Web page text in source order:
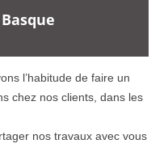
l’habitude de faire un
chez nos clients, dans les
nos travaux avec vous